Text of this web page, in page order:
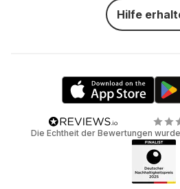
Hilfe
Die Echtheit der Bewertungen